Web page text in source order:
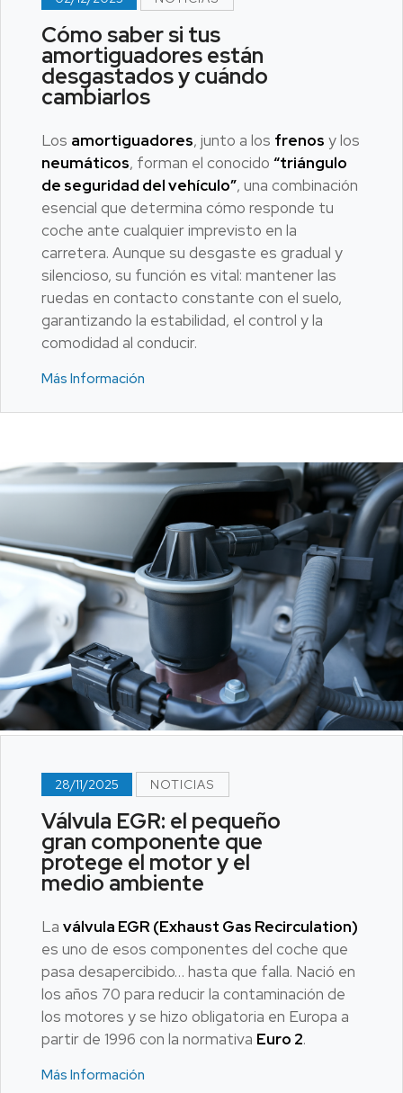
Cómo saber si tus
amortiguadores están
desgastados y cuándo
cambiarlos
Los amortiguadores, junto a los frenos y los
neumáticos, forman el conocido “triángulo
de seguridad del vehículo”, una combinación
esencial que determina cómo responde tu
coche ante cualquier imprevisto en la
carretera. Aunque su desgaste es gradual y
silencioso, su función es vital: mantener las
ruedas en contacto constante con el suelo,
garantizando la estabilidad, el control y la
comodidad al conducir.
Más Información
28/11/2025 NOTICIAS
Válvula EGR: el pequeño
gran componente que
protege el motor y el
medio ambiente
La válvula EGR (Exhaust Gas Recirculation)
es uno de esos componentes del coche que
pasa desapercibido… hasta que falla. Nació en
los años 70 para reducir la contaminación de
los motores y se hizo obligatoria en Europa a
partir de 1996 con la normativa Euro 2.
Más Información